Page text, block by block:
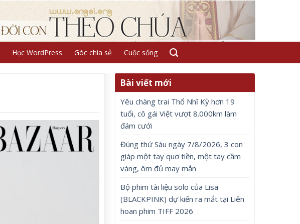
Học WordPress Góc chia sẻ Cuộc sống
Bài viết mới
Yêu chàng trai Thổ Nhĩ Kỳ hơn 19
tuổi, cô gái Việt vượt 8.000km làm
đám cưới
Đúng thứ Sáu ngày 7/8/2026, 3 con
giáp một tay quơ tiền, một tay cầm
vàng, ôm đủ may mắn
Bộ phim tài liệu solo của Lisa
(BLACKPINK) dự kiến ra mắt tại Liên
hoan phim TIFF 2026